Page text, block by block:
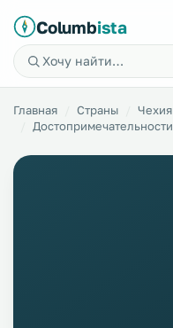
Columbista
Главная Страны Чехия
Достопримечательности